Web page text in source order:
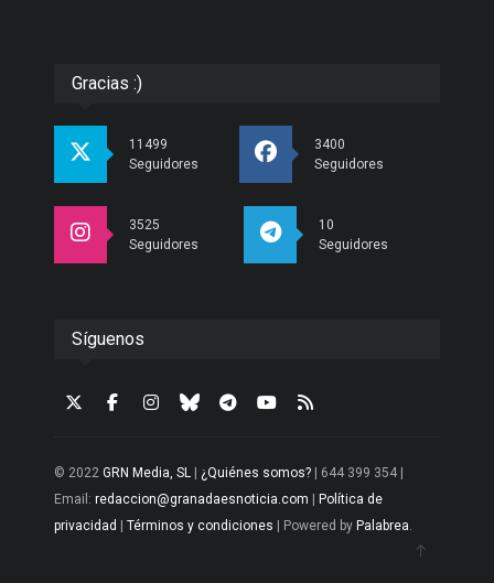
Gracias :)
11499
Seguidores
3400
Seguidores
3525
Seguidores
10
Seguidores
Síguenos
© 2022 GRN Media, SL ¿Quiénes somos? | 644 399 354 |
Email: redaccion@granadaesnoticia.com
Política de
privacidad
Términos y condiciones | Powered by Palabrea.